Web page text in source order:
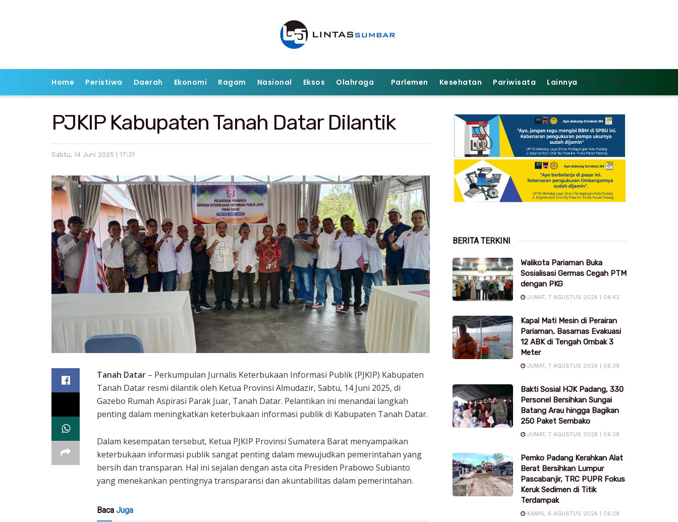
Home Peristiwa Daerah Ekonomi Ragam Nasional Eksos Olahraga Parlemen Kesehatan Pariwisata Lainnya
PJKIP Kabupaten Tanah Datar Dilantik
Sabtu, 14 Juni 2025 | 17:31
Tanah Datar – Perkumpulan Jurnalis Keterbukaan Informasi Publik (PJKIP) Kabupaten
Tanah Datar resmi dilantik oleh Ketua Provinsi Almudazir, Sabtu, 14 Juni 2025, di
Gazebo Rumah Aspirasi Parak Juar, Tanah Datar. Pelantikan ini menandai langkah
penting dalam meningkatkan keterbukaan informasi publik di Kabupaten Tanah Datar.
Dalam kesempatan tersebut, Ketua PJKIP Provinsi Sumatera Barat menyampaikan
keterbukaan informasi publik sangat penting dalam mewujudkan pemerintahan yang
bersih dan transparan. Hal ini sejalan dengan asta cita Presiden Prabowo Subianto
yang menekankan pentingnya transparansi dan akuntabilitas dalam pemerintahan.
Baca Juga
BERITA TERKINI
Walikota Pariaman Buka
Sosialisasi Germas Cegah PTM
dengan PKG
JUMAT, 7 AGUSTUS 2026 | 06:43
Kapal Mati Mesin di Perairan
Pariaman, Basarnas Evakuasi
12 ABK di Tengah Ombak 3
Meter
JUMAT, 7 AGUSTUS 2026 | 06:39
Bakti Sosial HJK Padang, 330
Personel Bersihkan Sungai
Batang Arau hingga Bagikan
250 Paket Sembako
JUMAT, 7 AGUSTUS 2026 | 06:38
Pemko Padang Kerahkan Alat
Berat Bersihkan Lumpur
Pascabanjir, TRC PUPR Fokus
Keruk Sedimen di Titik
Terdampak
KAMIS, 6 AGUSTUS 2026 | 06:28